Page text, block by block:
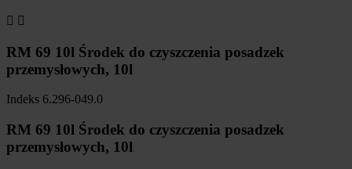
 
RM 69 10l Środek do czyszczenia posadzek
przemysłowych, 10l
Indeks 6.296-049.0
RM 69 10l Środek do czyszczenia posadzek
przemysłowych, 10l